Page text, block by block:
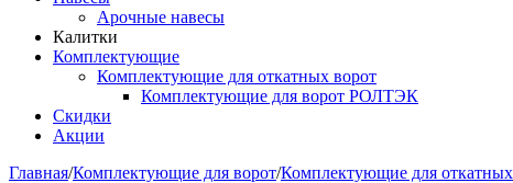
Арочные навесы
Калитки
Комплектующие
Комплектующие для откатных ворот
Комплектующие для ворот РОЛТЭК
Скидки
Акции
Главная/Комплектующие для ворот/Комплектующие для